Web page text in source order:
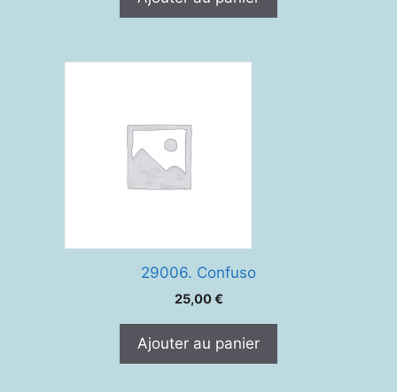
29006. Confuso
25,00€
Ajouter au panier